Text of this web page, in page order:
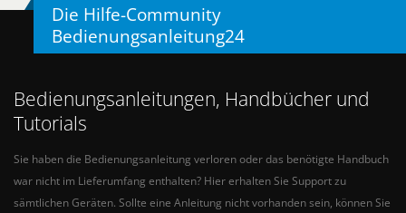
Die Hilfe-Community
Bedienungsanleitung24
Bedienungsanleitungen, Handbücher und
Tutorials
Sie haben die Bedienungsanleitung verloren oder das benötigte Handbuch
war nicht im Lieferumfang enthalten? Hier erhalten Sie Support zu
sämtlichen Geräten. Sollte eine Anleitung nicht vorhanden sein, können Sie